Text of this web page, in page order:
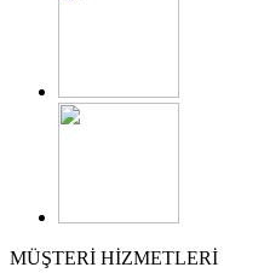
MÜŞTERİ HİZMETLERİ